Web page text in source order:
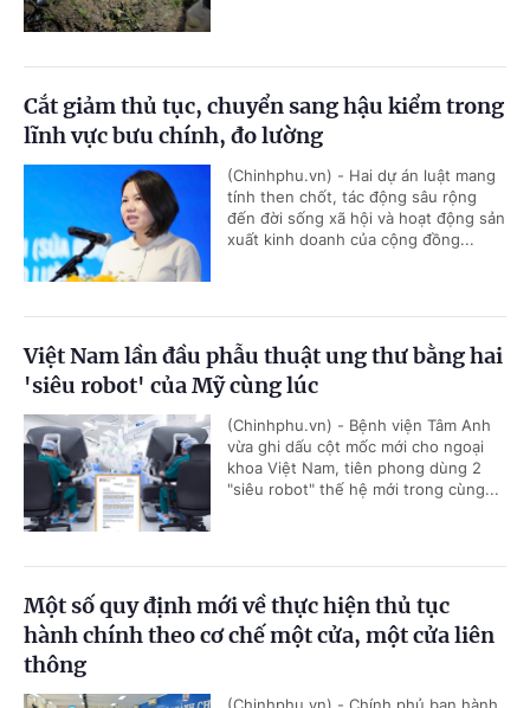
Cắt giảm thủ tục, chuyển sang hậu kiểm trong
lĩnh vực bưu chính, đo lường
(Chinhphu.vn) - Hai dự án luật mang
tính then chốt, tác động sâu rộng
đến đời sống xã hội và hoạt động sản
xuất kinh doanh của cộng đồng...
Việt Nam lần đầu phẫu thuật ung thư bằng hai
'siêu robot' của Mỹ cùng lúc
(Chinhphu.vn) - Bệnh viện Tâm Anh
vừa ghi dấu cột mốc mới cho ngoại
khoa Việt Nam, tiên phong dùng 2
"siêu robot" thế hệ mới trong cùng...
Một số quy định mới về thực hiện thủ tục
hành chính theo cơ chế một cửa, một cửa liên
thông